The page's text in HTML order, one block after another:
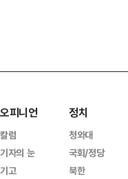
오피니언
칼럼
기자의 눈
기고
정치
청와대
국회/정당
북한